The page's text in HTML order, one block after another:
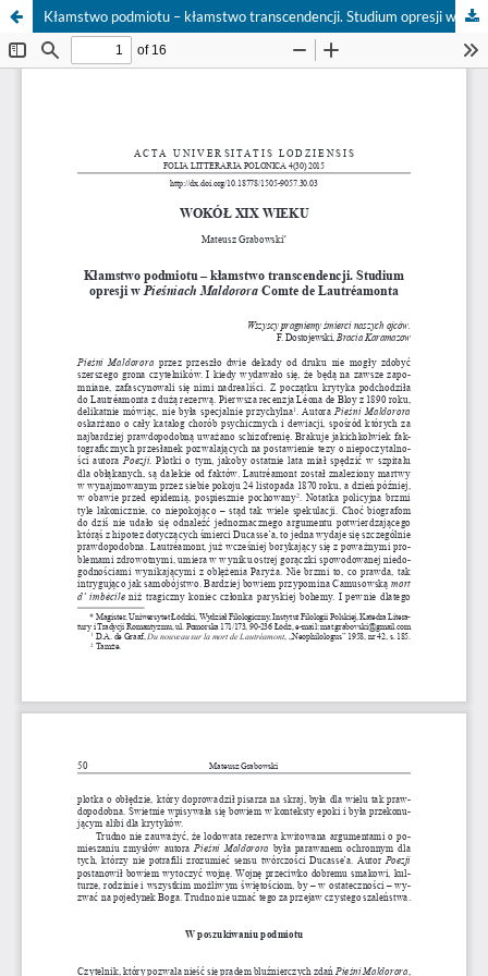
Kłamstwo podmiotu – kłamstwo transcendencji. Studium opresji w „Pieśniach Maldorora” Comte de Lautréamonta